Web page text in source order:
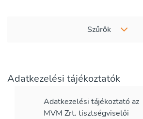
Szűrők
Adatkezelési tájékoztatók
Adatkezelési tájékoztató az
MVM Zrt. tisztségviselői